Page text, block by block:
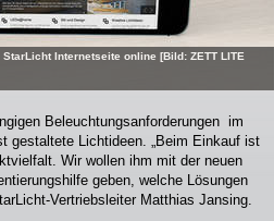
Internetseite online [Bild: ZETT LITE
Beleuchtungsanforderungen im
gestaltete Lichtideen. „Beim Einkauf ist
Wir wollen ihm mit der neuen
geben, welche Lösungen
Vertriebsleiter Matthias Jansing.